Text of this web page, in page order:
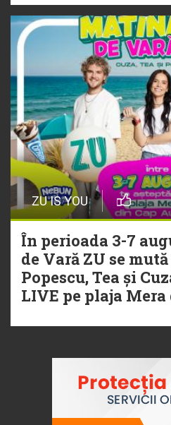
ZU IS YOU
În perioada 3-7
de Vară ZU se
Popescu, Tea și
LIVE pe plaja